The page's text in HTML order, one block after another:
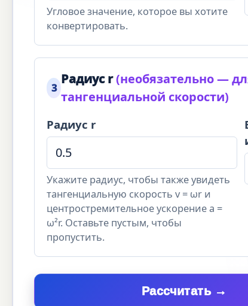
Угловое значение, которое вы хотите
конвертировать.
3
Радиус r(необязательно —
тангенциальной скорости)
Радиус r
Укажите радиус, чтобы также увидеть
тангенциальную скорость v = ωr и
центростремительное ускорение a =
ω²r. Оставьте пустым, чтобы
пропустить.
Рассчитать →